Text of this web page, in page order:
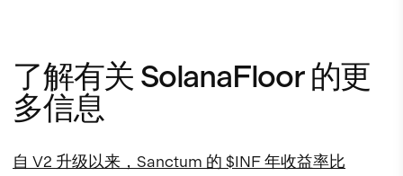
了解有关 SolanaFloor 的更
多信息
自 V2 升级以来，Sanctum 的 $INF 年收益率比